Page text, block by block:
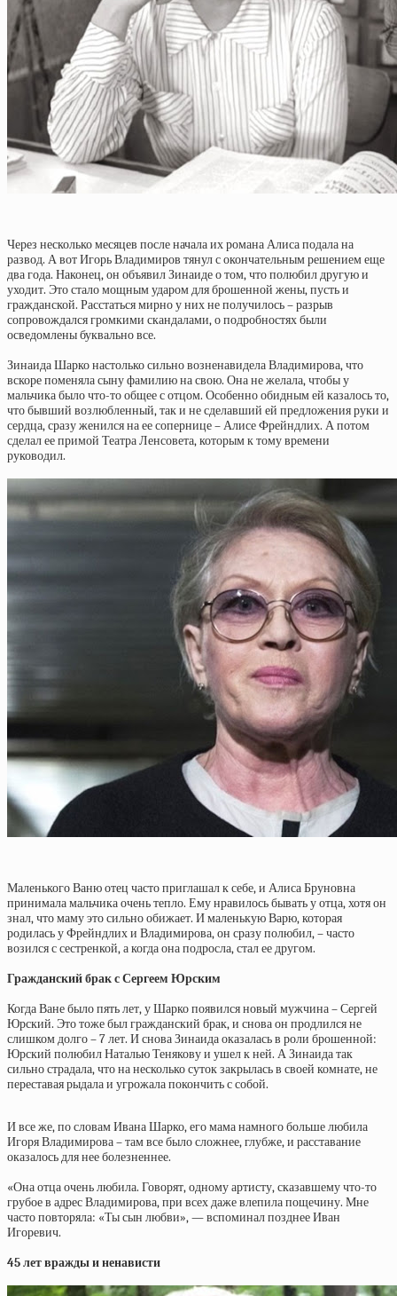
Через несколько месяцев после начала их романа Алиса подала на
развод. А вот Игорь Владимиров тянул с окончательным решением еще
два года. Наконец, он объявил Зинаиде о том, что полюбил другую и
уходит. Это стало мощным ударом для брошенной жены, пусть и
гражданской. Расстаться мирно у них не получилось – разрыв
сопровождался громкими скандалами, о подробностях были
осведомлены буквально все.
Зинаида Шарко настолько сильно возненавидела Владимирова, что
вскоре поменяла сыну фамилию на свою. Она не желала, чтобы у
мальчика было что-то общее с отцом. Особенно обидным ей казалось то,
что бывший возлюбленный, так и не сделавший ей предложения руки и
сердца, сразу женился на ее сопернице – Алисе Фрейндлих. А потом
сделал ее примой Театра Ленсовета, которым к тому времени
руководил.
Маленького Ваню отец часто приглашал к себе, и Алиса Бруновна
принимала мальчика очень тепло. Ему нравилось бывать у отца, хотя он
знал, что маму это сильно обижает. И маленькую Варю, которая
родилась у Фрейндлих и Владимирова, он сразу полюбил, – часто
возился с сестренкой, а когда она подросла, стал ее другом.
Гражданский брак с Сергеем Юрским
Когда Ване было пять лет, у Шарко появился новый мужчина – Сергей
Юрский. Это тоже был гражданский брак, и снова он продлился не
слишком долго – 7 лет. И снова Зинаида оказалась в роли брошенной:
Юрский полюбил Наталью Тенякову и ушел к ней. А Зинаида так
сильно страдала, что на несколько суток закрылась в своей комнате, не
переставая рыдала и угрожала покончить с собой.
И все же, по словам Ивана Шарко, его мама намного больше любила
Игоря Владимирова – там все было сложнее, глубже, и расставание
оказалось для нее болезненнее.
«Она отца очень любила. Говорят, одному артисту, сказавшему что-то
грубое в адрес Владимирова, при всех даже влепила пощечину. Мне
часто повторяла: «Ты сын любви», — вспоминал позднее Иван
Игоревич.
45 лет вражды и ненависти